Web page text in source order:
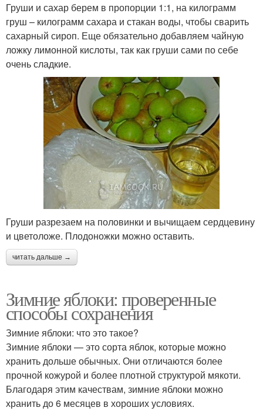
Груши и сахар берем в пропорции 1:1, на килограмм
груш – килограмм сахара и стакан воды, чтобы сварить
сахарный сироп. Еще обязательно добавляем чайную
ложку лимонной кислоты, так как груши сами по себе
очень сладкие.
Груши разрезаем на половинки и вычищаем сердцевину
и цветоложе. Плодоножки можно оставить.
читать дальше →
Зимние яблоки: проверенные
способы сохранения
Зимние яблоки: что это такое?
Зимние яблоки — это сорта яблок, которые можно
хранить дольше обычных. Они отличаются более
прочной кожурой и более плотной структурой мякоти.
Благодаря этим качествам, зимние яблоки можно
хранить до 6 месяцев в хороших условиях.